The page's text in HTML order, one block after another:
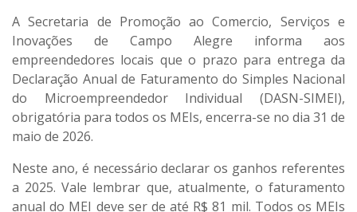
A Secretaria de Promoção ao Comercio, Serviços e
Inovações de Campo Alegre informa aos
empreendedores locais que o prazo para entrega da
Declaração Anual de Faturamento do Simples Nacional
do Microempreendedor Individual (DASN-SIMEI),
obrigatória para todos os MEIs, encerra-se no dia 31 de
maio de 2026.
Neste ano, é necessário declarar os ganhos referentes
a 2025. Vale lembrar que, atualmente, o faturamento
anual do MEI deve ser de até R$ 81 mil. Todos os MEIs